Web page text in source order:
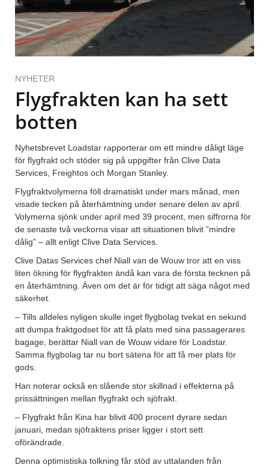
NYHETER
Flygfrakten kan ha sett
botten
Nyhetsbrevet Loadstar rapporterar om ett mindre dåligt läge
för flygfrakt och stöder sig på uppgifter från Clive Data
Services, Freightos och Morgan Stanley.
Flygfraktvolymerna föll dramatiskt under mars månad, men
visade tecken på återhämtning under senare delen av april.
Volymerna sjönk under april med 39 procent, men siffrorna för
de senaste två veckorna visar att situationen blivit ”mindre
dålig” ­– allt enligt Clive Data Services.
Clive Datas Services chef Niall van de Wouw tror att en viss
liten ökning för flygfrakten ändå kan vara de första tecknen på
en återhämtning. Även om det är för tidigt att säga något med
säkerhet.
– Tills alldeles nyligen skulle inget flygbolag tvekat en sekund
att dumpa fraktgodset för att få plats med sina passagerares
bagage, berättar Niall van de Wouw vidare för Loadstar.
Samma flygbolag tar nu bort sätena för att få mer plats för
gods.
Han noterar också en slående stor skillnad i effekterna på
prissättningen mellan flygfrakt och sjöfrakt.
– Flygfrakt från Kina har blivit 400 procent dyrare sedan
januari, medan sjöfraktens priser ligger i stort sett
oförändrade.
Denna optimistiska tolkning får stöd av uttalanden från